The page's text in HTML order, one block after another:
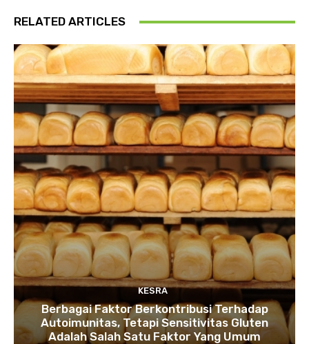
RELATED ARTICLES
KESRA
Berbagai Faktor Berkontribusi Terhadap
Autoimunitas, Tetapi Sensitivitas Gluten
Adalah Salah Satu Faktor Yang Umum